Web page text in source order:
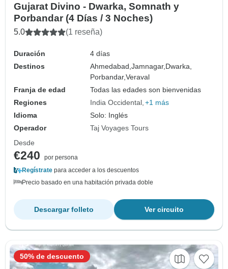
Gujarat Divino - Dwarka, Somnath y
Porbandar (4 Días / 3 Noches)
5.0 (1 reseña)
Duración
4 días
Destinos
Ahmedabad,Jamnagar, Dwarka,
Porbandar,Veraval
Franja de edad
Todas las edades son bienvenidas
Regiones
India Occidental +1 más
Idioma
Solo: Inglés
Operador
Taj Voyages Tours
Desde
€240
por persona
Regístrate para acceder a los descuentos
Precio basado en una habitación privada doble
Ver circuito
Descargar folleto
50% de descuento